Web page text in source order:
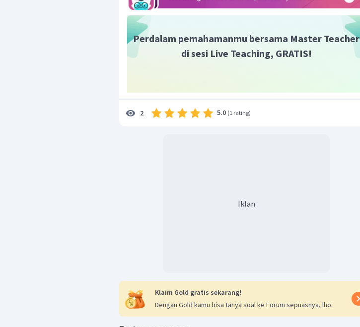
Perdalam pemahamanmu bersama Master Teacher
di sesi Live Teaching, GRATIS!
2 5.0 (1 rating)
Iklan
Klaim Gold gratis sekarang!
Dengan Gold kamu bisa tanya soal ke Forum sepuasnya, lho.